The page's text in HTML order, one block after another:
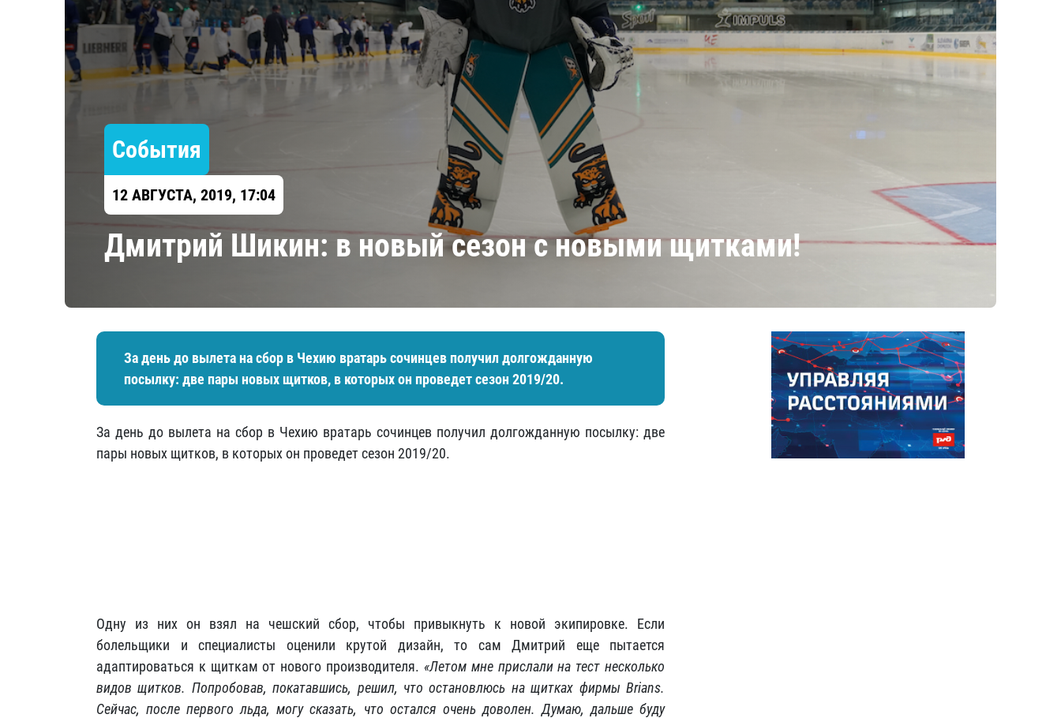
Локомотив
Северсталь
ЦСКА
Шанхайские Драконы
Амур
Барыс
Салават Юлаев
Сибирь
События
12 АВГУСТА, 2019, 17:04
​Дмитрий Шикин: в новый сезон с новыми щитками!
За день до вылета на сбор в Чехию вратарь сочинцев получил долгожданную
посылку: две пары новых щитков, в которых он проведет сезон 2019/20.
За день до вылета на сбор в Чехию вратарь сочинцев получил долгожданную посылку: две
пары новых щитков, в которых он проведет сезон 2019/20.
Одну из них он взял на чешский сбор, чтобы привыкнуть к новой экипировке. Если
болельщики и специалисты оценили крутой дизайн, то сам Дмитрий еще пытается
адаптироваться к щиткам от нового производителя. «Летом мне прислали на тест несколько
видов щитков. Попробовав, покатавшись, решил, что остановлюсь на щитках фирмы Brians.
Сейчас, после первого льда, могу сказать, что остался очень доволен. Думаю, дальше буду